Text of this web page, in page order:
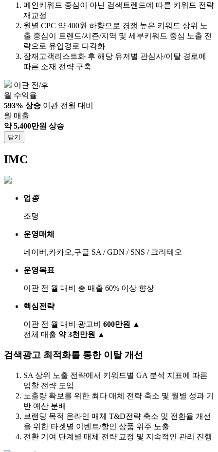
메인키워드 중심이 아닌 검색트렌드에 따른 키워드 전략
재교정
월별 CPC 약 400원 하향으로 경쟁 높은 키워드 상위 노
출 중심이 트렌드/시즌/지역 및 세부키워드 중심 노출 전
략으로 유입경로 다각화
잠재고객리스트화 후 해당 유저별 관심사/이탈 경로에
따른 소재 전략 구축
이관 전/후
월 수익율
593% 상승 이관 전월 대비
월 매출
약 5,400만원 상승
닫기
IMC
업 종
조명
운영매체
네이버,카카오,구글 SA / GDN / SNS / 크리테오
운영목표
이관 전 월 대비 총 매출 60% 이상 향상
핵심전략
이관 전 월 대비 광고비 600만원 ▲
전체 매출 약 3천만원 ▲
검색광고 최적화를 통한 이탈 개선
SA 상위 노출 전략에서 키워드별 GA 분석 지표에 따른
입찰 전략 도입
노출량 확보를 위한 최다 매체 전략 축소 및 월별 성과 기
반 예산 분배
브랜딩 목적 온라인 매체 T&D전략 축소 및 전환율 개선
을 위한 타겟별 이벤트/할인 상품 위주 노출
전환 기여 단계별 매체 전략 교정 및 지속적인 관리 진행